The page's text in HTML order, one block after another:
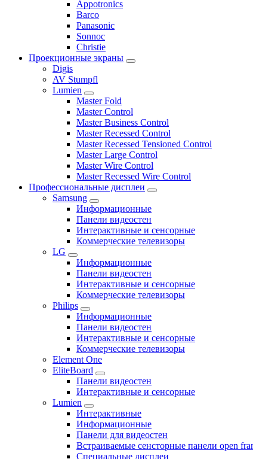
Appotronics
Barco
Panasonic
Sonnoc
Сhristie
Проекционные экраны
Digis
AV Stumpfl
Lumien
Master Fold
Master Control
Master Business Control
Master Recessed Control
Master Recessed Tensioned Control
Master Large Control
Master Wire Control
Master Recessed Wire Control
Профессиональные дисплеи
Samsung
Информационные
Панели видеостен
Интерактивные и сенсорные
Коммерческие телевизоры
LG
Информационные
Панели видеостен
Интерактивные и сенсорные
Коммерческие телевизоры
Philips
Информационные
Панели видеостен
Интерактивные и сенсорные
Коммерческие телевизоры
Element One
EliteBoard
Панели видеостен
Интерактивные и сенсорные
Lumien
Интерактивные
Информационные
Панели для видеостен
Встраиваемые сенсторные панели open
Специальные дисплеи